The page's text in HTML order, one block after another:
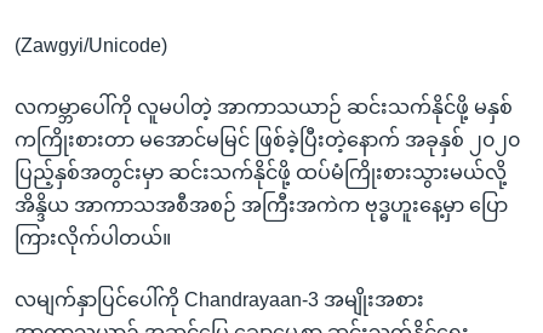
ရှာဖွေ
နေရာ
သို့
ကျော်
ရန်
(Zawgyi/Unicode)
လကမ္ဘာပေါ်ကို လူမပါတဲ့ အာကာသယာဉ် ဆင်းသက်နိုင်ဖို့ မနှစ်
ကကြိုးစားတာ မအောင်မမြင် ဖြစ်ခဲ့ပြီးတဲ့နောက် အခုနှစ် ၂၀၂၀
ပြည့်နှစ်အတွင်းမှာ ဆင်းသက်နိုင်ဖို့ ထပ်မံကြိုးစားသွားမယ်လို့
အိန္ဒိယ အာကာသအစီအစဉ် အကြီးအကဲက ဗုဒ္ဓဟူးနေ့မှာ ပြော
ကြားလိုက်ပါတယ်။
လမျက်နှာပြင်ပေါ်ကို Chandrayaan-3 အမျိုးအစား